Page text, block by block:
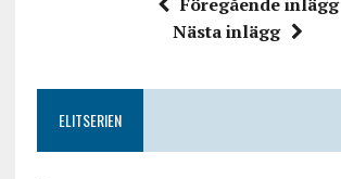
Nästa inlägg
ELITSERIEN